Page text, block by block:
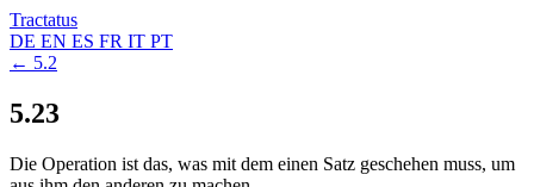
Tractatus
DE EN ES FR IT PT
← 5.2
5.23
Die Operation ist das, was mit dem einen Satz geschehen muss, um